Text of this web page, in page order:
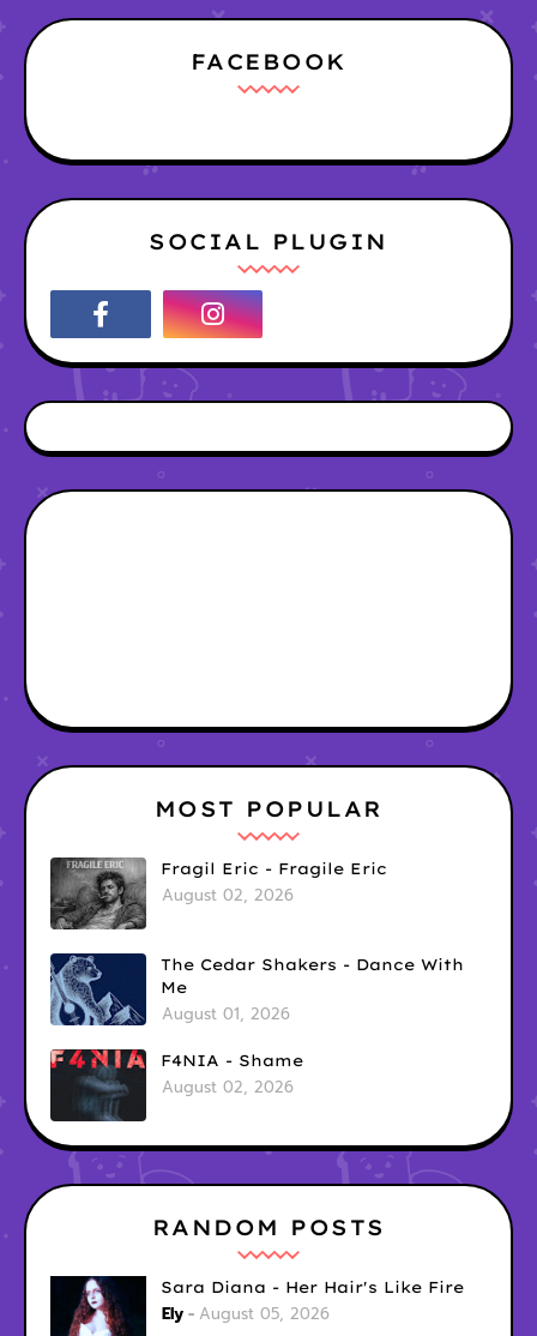
FACEBOOK
SOCIAL PLUGIN
MOST POPULAR
Fragil Eric - Fragile Eric
August 02, 2026
The Cedar Shakers - Dance With
Me
August 01, 2026
F4NIA - Shame
August 02, 2026
RANDOM POSTS
Sara Diana - Her Hair's Like Fire
Ely August 05, 2026